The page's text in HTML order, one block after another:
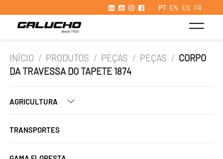
PT EN ES FR
INÍCIO / PRODUTOS / PEÇAS / PEÇAS / CORPO
DA TRAVESSA DO TAPETE 1874
AGRICULTURA
TRANSPORTES